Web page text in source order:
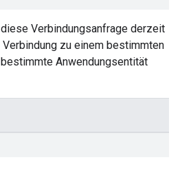
Verbindungsanfrage derzeit
zu einem bestimmten
Anwendungsentität